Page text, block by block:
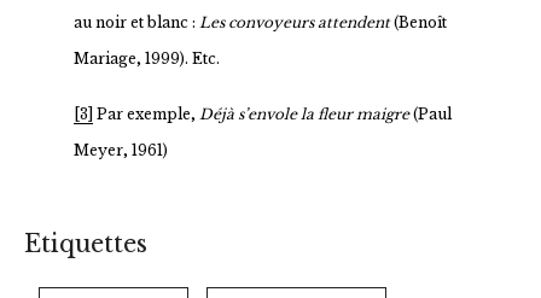
au noir et blanc : Les convoyeurs attendent(Benoît
Mariage, 1999). Etc.
[3] Par exemple, Déjà s’envole la fleur maigre(Paul
Meyer, 1961)
Etiquettes